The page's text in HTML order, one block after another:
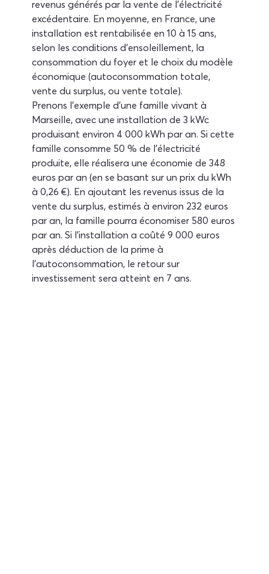
revenus générés par la vente de l'électricité
excédentaire. En moyenne, en France, une
installation est rentabilisée en 10 à 15 ans,
selon les conditions d'ensoleillement, la
consommation du foyer et le choix du modèle
économique (autoconsommation totale,
vente du surplus, ou vente totale).
Prenons l'exemple d'une famille vivant à
Marseille, avec une installation de 3 kWc
produisant environ 4 000 kWh par an. Si cette
famille consomme 50 % de l'électricité
produite, elle réalisera une économie de 348
euros par an (en se basant sur un prix du kWh
à 0,26 €). En ajoutant les revenus issus de la
vente du surplus, estimés à environ 232 euros
par an, la famille pourra économiser 580 euros
par an. Si l'installation a coûté 9 000 euros
après déduction de la prime à
l'autoconsommation, le retour sur
investissement sera atteint en 7 ans.